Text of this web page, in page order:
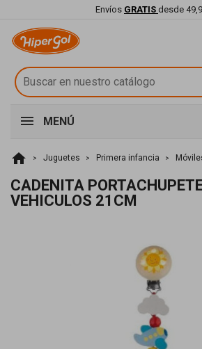
Envíos GRATIS desde
MENÚ
home Juguetes Primera infancia
CADENITA
VEHICULOS 21CM